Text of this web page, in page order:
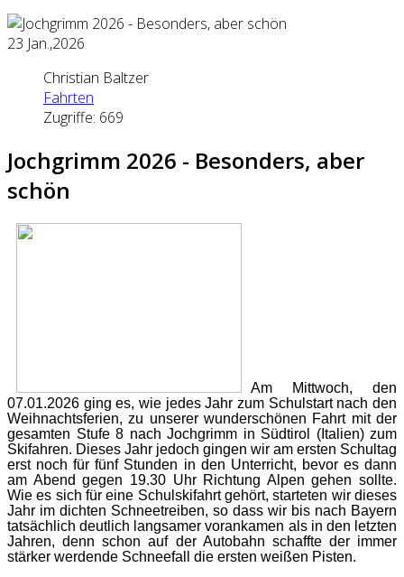
23 Jan.,2026
Christian Baltzer
Fahrten
Zugriffe: 669
Jochgrimm 2026 - Besonders, aber
schön
Am Mittwoch, den
07.01.2026 ging es, wie jedes Jahr zum Schulstart nach den
Weihnachtsferien, zu unserer wunderschönen Fahrt mit der
gesamten Stufe 8 nach Jochgrimm in Südtirol (Italien) zum
Skifahren. Dieses Jahr jedoch gingen wir am ersten Schultag
erst noch für fünf Stunden in den Unterricht, bevor es dann
am Abend gegen 19.30 Uhr Richtung Alpen gehen sollte.
Wie es sich für eine Schulskifahrt gehört, starteten wir dieses
Jahr im dichten Schneetreiben, so dass wir bis nach Bayern
tatsächlich deutlich langsamer vorankamen als in den letzten
Jahren, denn schon auf der Autobahn schaffte der immer
stärker werdende Schneefall die ersten weißen Pisten.